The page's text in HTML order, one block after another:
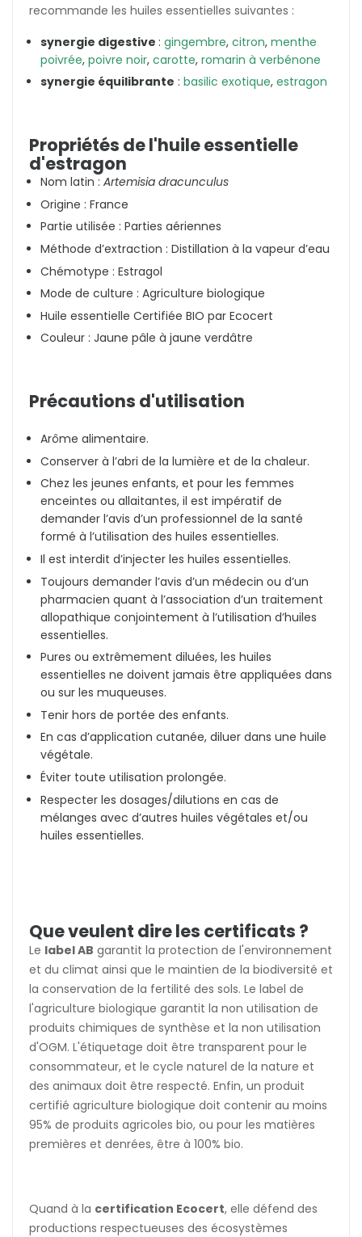
recommande les huiles essentielles suivantes :
synergie digestive : gingembre, citron, menthe
poivrée, poivre noir, carotte, romarin à verbénone
synergie équilibrante : basilic exotique, estragon
Propriétés de l'huile essentielle
d'estragon
Nom latin : Artemisia dracunculus
Origine : France
Partie utilisée : Parties aériennes
Méthode d’extraction : Distillation à la vapeur d’eau
Chémotype : Estragol
Mode de culture : Agriculture biologique
Huile essentielle Certifiée BIO par Ecocert
Couleur : Jaune pâle à jaune verdâtre
Précautions d'utilisation
Arôme alimentaire.
Conserver à l’abri de la lumière et de la chaleur.
Chez les jeunes enfants, et pour les femmes
enceintes ou allaitantes, il est impératif de
demander l’avis d’un professionnel de la santé
formé à l’utilisation des huiles essentielles.
Il est interdit d’injecter les huiles essentielles.
Toujours demander l’avis d’un médecin ou d’un
pharmacien quant à l’association d’un traitement
allopathique conjointement à l’utilisation d’huiles
essentielles.
Pures ou extrêmement diluées, les huiles
essentielles ne doivent jamais être appliquées dans
ou sur les muqueuses.
Tenir hors de portée des enfants.
En cas d’application cutanée, diluer dans une huile
végétale.
Éviter toute utilisation prolongée.
Respecter les dosages/dilutions en cas de
mélanges avec d’autres huiles végétales et/ou
huiles essentielles.
Que veulent dire les certificats ?
Le label AB garantit la protection de l'environnement
et du climat ainsi que le maintien de la biodiversité et
la conservation de la fertilité des sols. Le label de
l'agriculture biologique garantit la non utilisation de
produits chimiques de synthèse et la non utilisation
d'OGM. L'étiquetage doit être transparent pour le
consommateur, et le cycle naturel de la nature et
des animaux doit être respecté. Enfin, un produit
certifié agriculture biologique doit contenir au moins
95% de produits agricoles bio, ou pour les matières
premières et denrées, être à 100% bio.
Quand à la certification Ecocert, elle défend des
productions respectueuses des écosystèmes